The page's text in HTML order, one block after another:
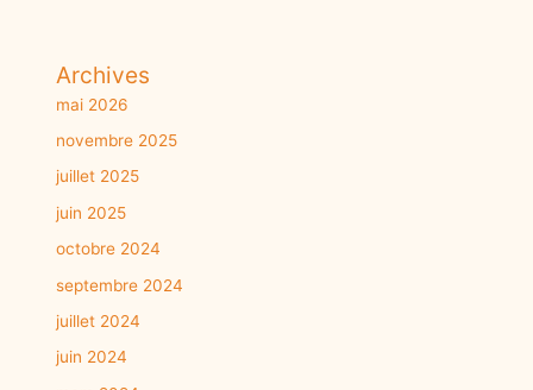
Archives
mai 2026
novembre 2025
juillet 2025
juin 2025
octobre 2024
septembre 2024
juillet 2024
juin 2024